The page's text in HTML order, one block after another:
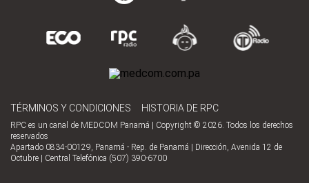
TÉRMINOS Y CONDICIONES HISTORIA DE RPC
RPC es un canal de MEDCOM Panamá | Copyright © 2026. Todos los derechos
reservados
Apartado 0834-00129, Panamá - Rep. de Panamá | Dirección, Avenida 12 de
Octubre | Central Telefónica (507) 390-6700